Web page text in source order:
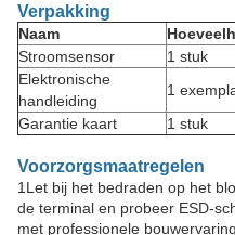
Verpakking
Naam
Stroomsensor
1 stuk
Elektronische
handleiding
1
Garantie kaart
1 stuk
Voorzorgsmaatregelen
1Let bij het bedraden op het
de terminal en probeer ESD-
met professionele